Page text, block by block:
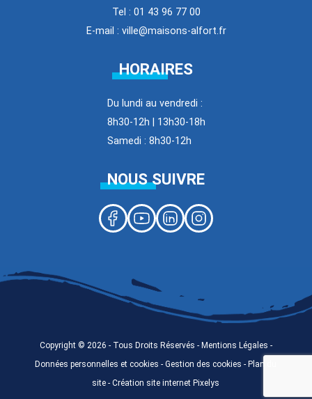
Tel : 01 43 96 77 00
E-mail : ville@maisons-alfort.fr
HORAIRES
Du lundi au vendredi :
8h30-12h | 13h30-18h
Samedi : 8h30-12h
NOUS SUIVRE
Copyright © 2026 - Tous Droits Réservés - Mentions Légales -
Données personnelles et cookies - Gestion des cookies - Plan du
site -Création site internet Pixelys